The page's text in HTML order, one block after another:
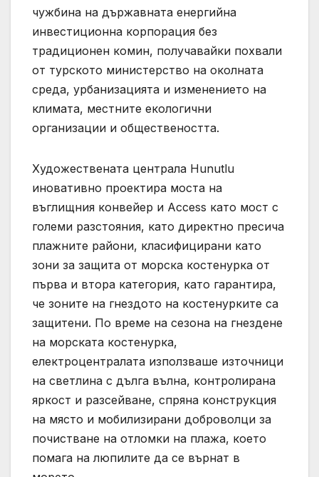
чужбина на държавната енергийна
инвестиционна корпорация без
традиционен комин, получавайки похвали
от турското министерство на околната
среда, урбанизацията и изменението на
климата, местните екологични
организации и обществеността.
Художествената централа Hunutlu
иновативно проектира моста на
въглищния конвейер и Access като мост с
големи разстояния, като директно пресича
плажните райони, класифицирани като
зони за защита от морска костенурка от
първа и втора категория, като гарантира,
че зоните на гнездото на костенурките са
защитени. По време на сезона на гнездене
на морската костенурка,
електроцентралата използваше източници
на светлина с дълга вълна, контролирана
яркост и разсейване, спряна конструкция
на място и мобилизирани доброволци за
почистване на отломки на плажа, което
помага на люпилите да се върнат в